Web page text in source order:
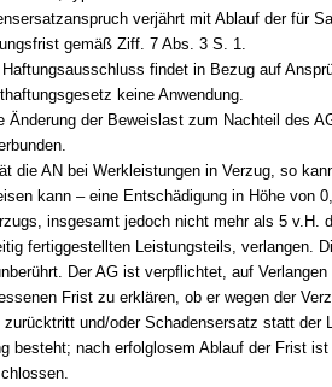
verjährt mit Ablauf der für
gemäß Ziff. 7 Abs. 3 S. 1.
Haftungsausschluss findet in Bezug auf
keine Anwendung.
Änderung der Beweislast zum Nachteil des
die AN bei Werkleistungen in Verzug, so
kann – eine Entschädigung in Höhe von
insgesamt jedoch nicht mehr als 5 v.H.
fertiggestellten Leistungsteils, verlangen.
Der AG ist verpflichtet, auf
Frist zu erklären, ob er wegen der
zurücktritt und/oder Schadensersatz statt der
besteht; nach erfolglosem Ablauf der Frist